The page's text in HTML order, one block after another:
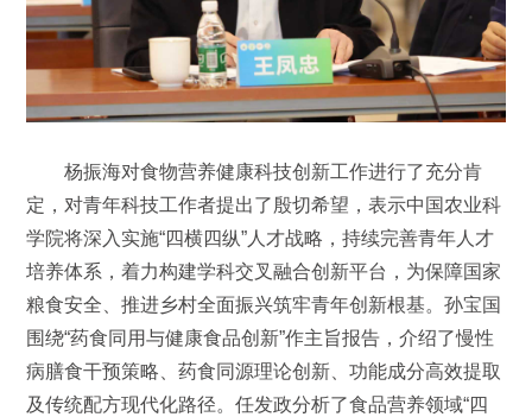
杨振海对食物营养健康科技创新工作进行了充分肯
定，对青年科技工作者提出了殷切希望，表示中国农业科
学院将深入实施“四横四纵”人才战略，持续完善青年人才
培养体系，着力构建学科交叉融合创新平台，为保障国家
粮食安全、推进乡村全面振兴筑牢青年创新根基。孙宝国
围绕“药食同用与健康食品创新”作主旨报告，介绍了慢性
病膳食干预策略、药食同源理论创新、功能成分高效提取
及传统配方现代化路径。任发政分析了食品营养领域“四